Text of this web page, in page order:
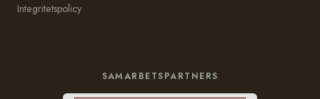
Integritetspolicy
SAMARBETSPARTNERS